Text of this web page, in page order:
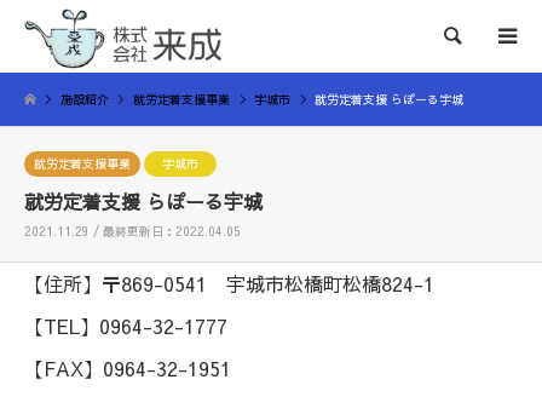
検索
施設紹介 就労定着支援事業 宇城市 就労定着支援 らぽーる宇城
就労定着支援事業 宇城市
就労定着支援 らぽーる宇城
2021.11.29 / 最終更新日：2022.04.05
【住所】〒869-0541 宇城市松橋町松橋824-1
【TEL】0964-32-1777
【FAX】0964-32-1951